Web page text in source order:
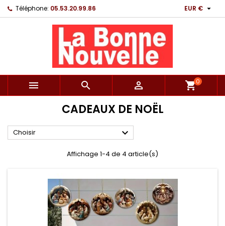
Téléphone: 05.53.20.99.86 EUR € 
   shopping_cart0
CADEAUX DE NOËL
Choisir 
Affichage 1-4 de 4 article(s)